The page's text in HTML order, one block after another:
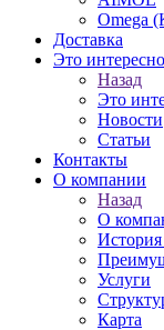
Omega
Доставка
Это интересно
Назад
Это
Новости
Статьи
Контакты
О компании
Назад
О
Услуги
Карта